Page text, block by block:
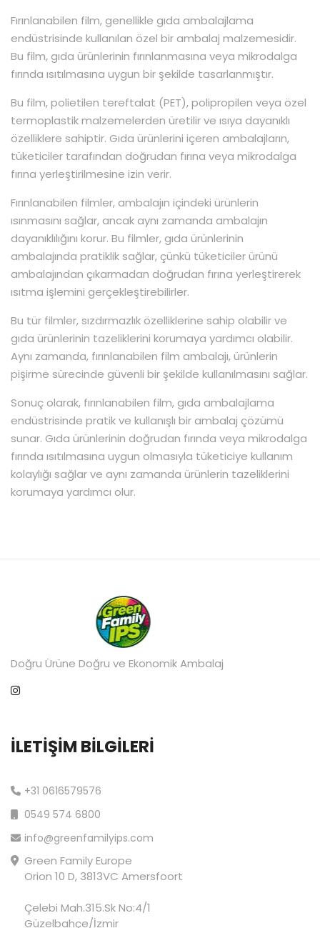
Fırınlanabilen film, genellikle gıda ambalajlama
endüstrisinde kullanılan özel bir ambalaj malzemesidir.
Bu film, gıda ürünlerinin fırınlanmasına veya mikrodalga
fırında ısıtılmasına uygun bir şekilde tasarlanmıştır.
Bu film, polietilen tereftalat (PET), polipropilen veya özel
termoplastik malzemelerden üretilir ve ısıya dayanıklı
özelliklere sahiptir. Gıda ürünlerini içeren ambalajların,
tüketiciler tarafından doğrudan fırına veya mikrodalga
fırına yerleştirilmesine izin verir.
Fırınlanabilen filmler, ambalajın içindeki ürünlerin
ısınmasını sağlar, ancak aynı zamanda ambalajın
dayanıklılığını korur. Bu filmler, gıda ürünlerinin
ambalajında pratiklik sağlar, çünkü tüketiciler ürünü
ambalajından çıkarmadan doğrudan fırına yerleştirerek
ısıtma işlemini gerçekleştirebilirler.
Bu tür filmler, sızdırmazlık özelliklerine sahip olabilir ve
gıda ürünlerinin tazeliklerini korumaya yardımcı olabilir.
Aynı zamanda, fırınlanabilen film ambalajı, ürünlerin
pişirme sürecinde güvenli bir şekilde kullanılmasını sağlar.
Sonuç olarak, fırınlanabilen film, gıda ambalajlama
endüstrisinde pratik ve kullanışlı bir ambalaj çözümü
sunar. Gıda ürünlerinin doğrudan fırında veya mikrodalga
fırında ısıtılmasına uygun olmasıyla tüketiciye kullanım
kolaylığı sağlar ve aynı zamanda ürünlerin tazeliklerini
korumaya yardımcı olur.
Doğru Ürüne Doğru ve Ekonomik Ambalaj
İLETIŞIM BILGILERI
+31 0616579576
0549 574 6800
info@greenfamilyips.com
Green Family Europe
Orion 10 D, 3813VC Amersfoort
Çelebi Mah.315.Sk No:4/1
Güzelbahçe/İzmir